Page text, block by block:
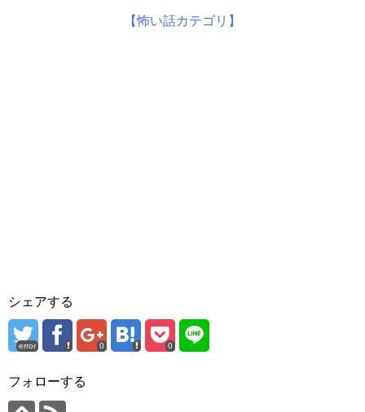
【怖い話カテゴリ】
シェアする
error 0 0
フォローする